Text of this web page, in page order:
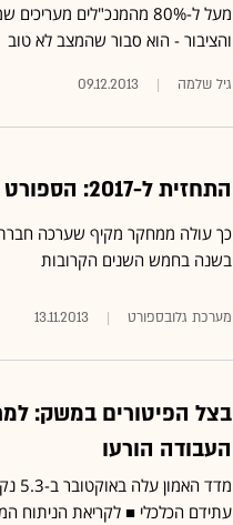
מעל ל-80% מהמנכ"לים
והציבור - הוא סבור שהמצב לא טוב
גיל שלמה 09.12.2013
התחזית ל-2017: הספורט האמריקאי יגלגל 67.7 מיליארד דולר
בשנה בחמש השנים הקרובות
מערכת גלובספורט 13.11.2013
בצל הפיטורים במשק:
העבודה הורעו
עתידם הכלכלי ■לקריאת הניתוח